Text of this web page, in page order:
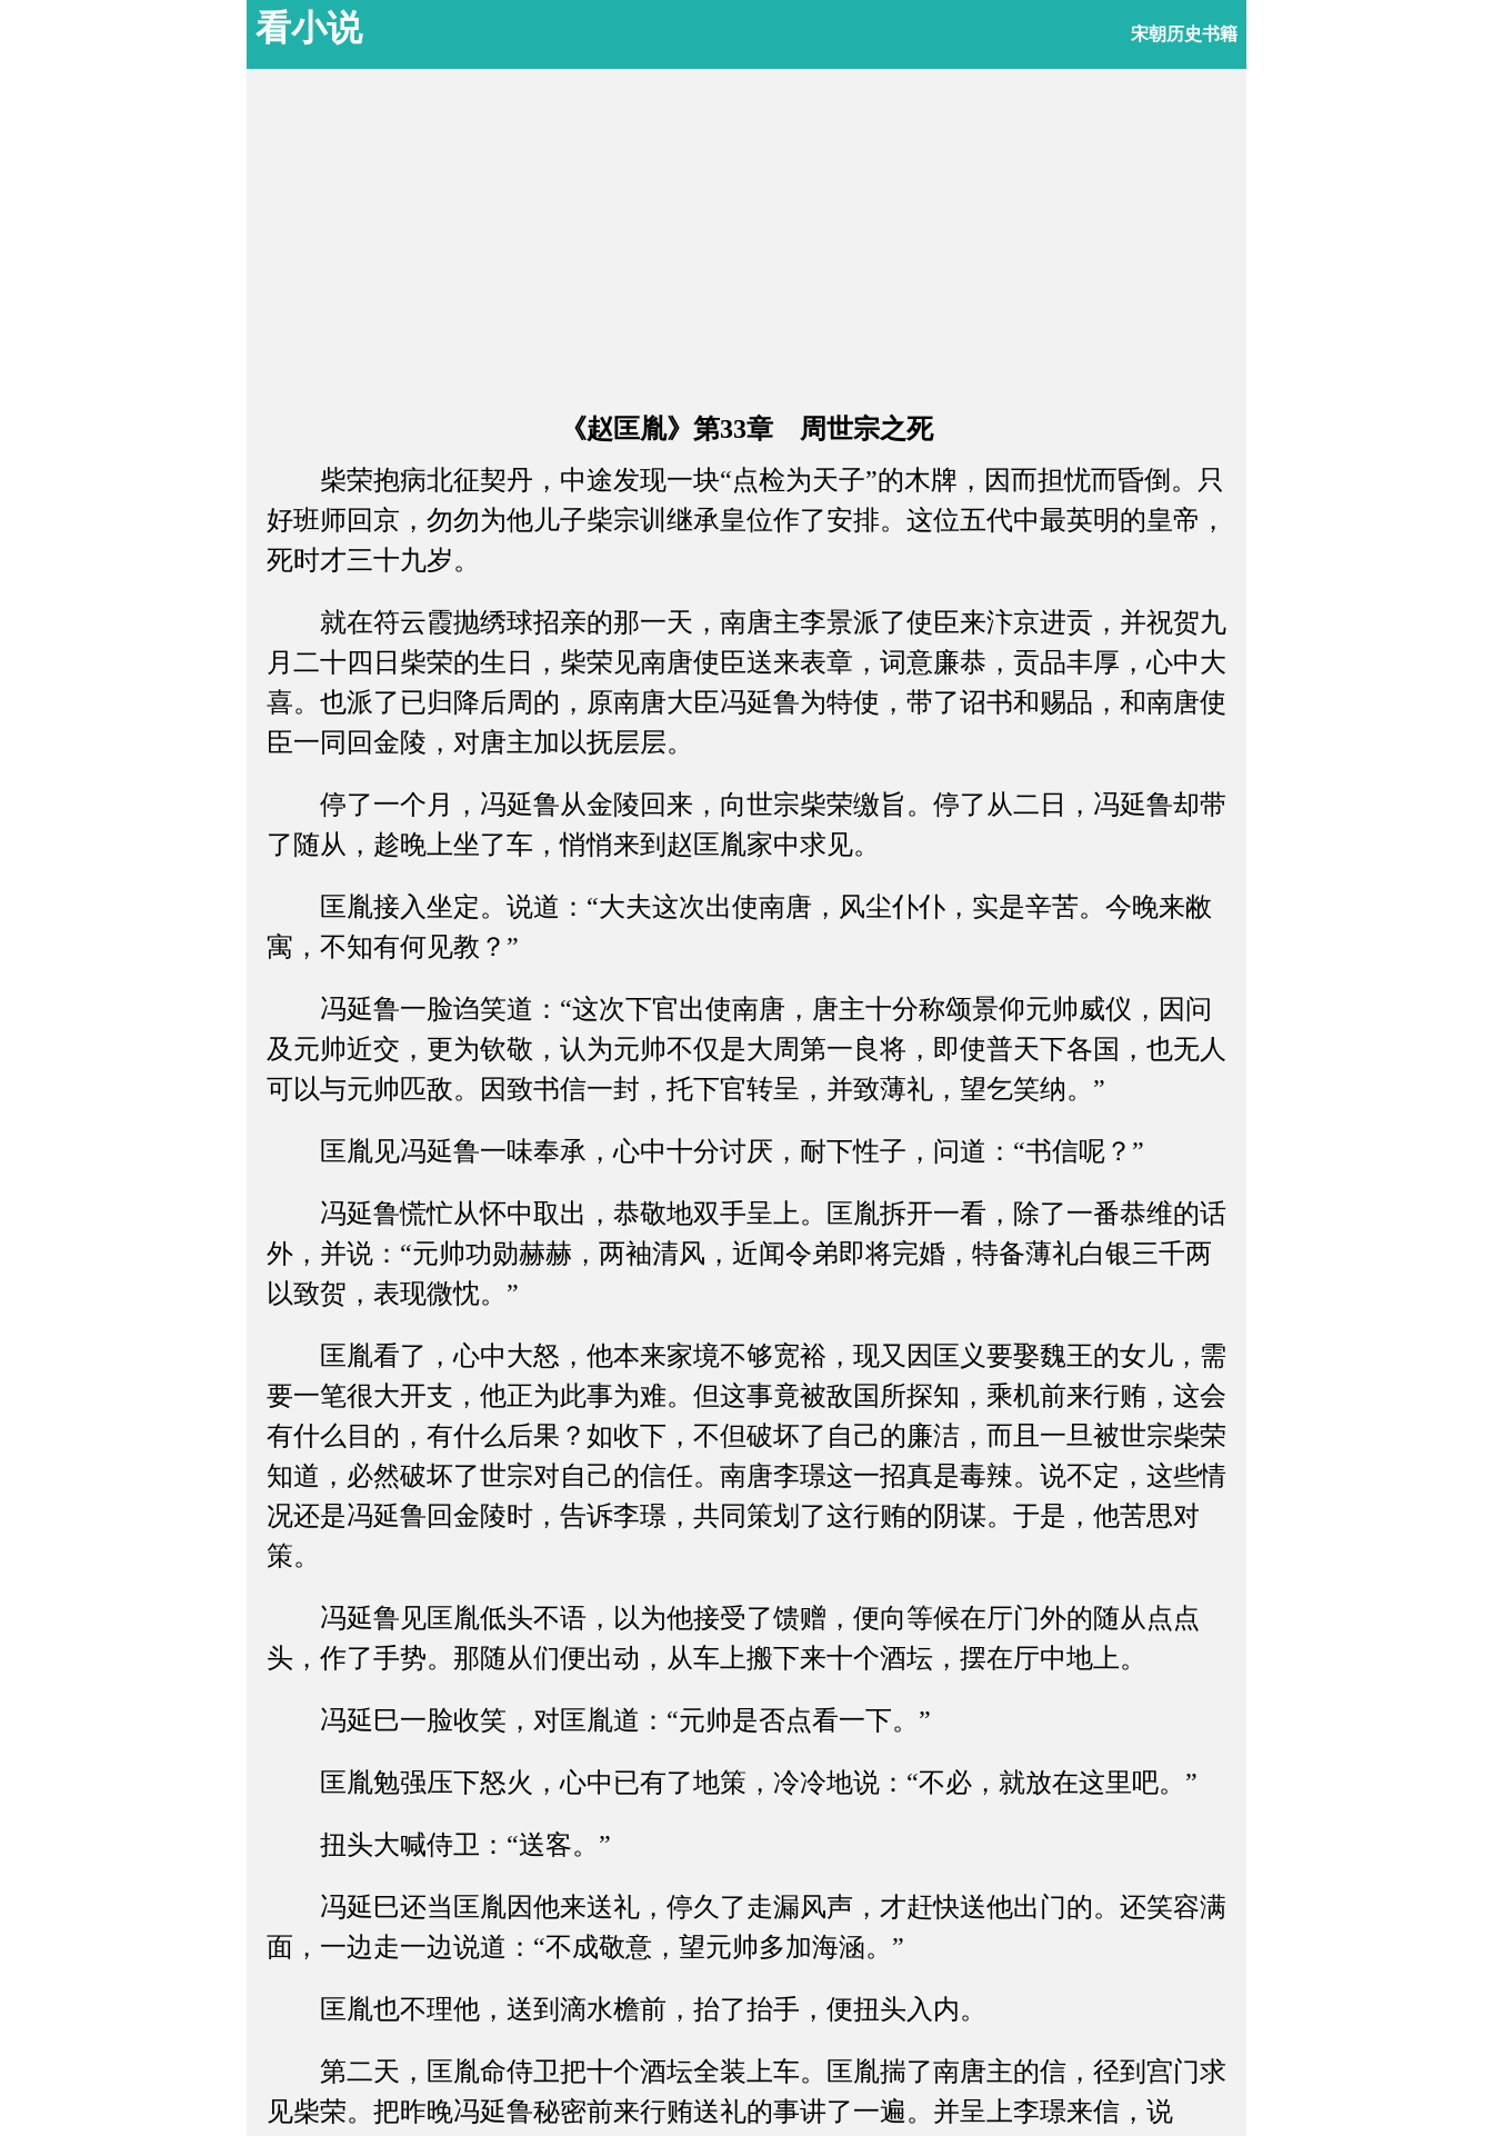
看小说 宋朝历史书籍
《赵匡胤》第33章 周世宗之死
柴荣抱病北征契丹，中途发现一块“点检为天子”的木牌，因而担忧而昏倒。只
好班师回京，勿勿为他儿子柴宗训继承皇位作了安排。这位五代中最英明的皇帝，
死时才三十九岁。
就在符云霞抛绣球招亲的那一天，南唐主李景派了使臣来汴京进贡，并祝贺九
月二十四日柴荣的生日，柴荣见南唐使臣送来表章，词意廉恭，贡品丰厚，心中大
喜。也派了已归降后周的，原南唐大臣冯延鲁为特使，带了诏书和赐品，和南唐使
臣一同回金陵，对唐主加以抚层层。
停了一个月，冯延鲁从金陵回来，向世宗柴荣缴旨。停了从二日，冯延鲁却带
了随从，趁晚上坐了车，悄悄来到赵匡胤家中求见。
匡胤接入坐定。说道：“大夫这次出使南唐，风尘仆仆，实是辛苦。今晚来敝
寓，不知有何见教？”
冯延鲁一脸诌笑道：“这次下官出使南唐，唐主十分称颂景仰元帅威仪，因问
及元帅近交，更为钦敬，认为元帅不仅是大周第一良将，即使普天下各国，也无人
可以与元帅匹敌。因致书信一封，托下官转呈，并致薄礼，望乞笑纳。”
匡胤见冯延鲁一味奉承，心中十分讨厌，耐下性子，问道：“书信呢？”
冯延鲁慌忙从怀中取出，恭敬地双手呈上。匡胤拆开一看，除了一番恭维的话
外，并说：“元帅功勋赫赫，两袖清风，近闻令弟即将完婚，特备薄礼白银三千两
以致贺，表现微忱。”
匡胤看了，心中大怒，他本来家境不够宽裕，现又因匡义要娶魏王的女儿，需
要一笔很大开支，他正为此事为难。但这事竟被敌国所探知，乘机前来行贿，这会
有什么目的，有什么后果？如收下，不但破坏了自己的廉洁，而且一旦被世宗柴荣
知道，必然破坏了世宗对自己的信任。南唐李璟这一招真是毒辣。说不定，这些情
况还是冯延鲁回金陵时，告诉李璟，共同策划了这行贿的阴谋。于是，他苦思对
策。
冯延鲁见匡胤低头不语，以为他接受了馈赠，便向等候在厅门外的随从点点
头，作了手势。那随从们便出动，从车上搬下来十个酒坛，摆在厅中地上。
冯延巳一脸收笑，对匡胤道：“元帅是否点看一下。”
匡胤勉强压下怒火，心中已有了地策，冷冷地说：“不必，就放在这里吧。”
扭头大喊侍卫：“送客。”
冯延巳还当匡胤因他来送礼，停久了走漏风声，才赶快送他出门的。还笑容满
面，一边走一边说道：“不成敬意，望元帅多加海涵。”
匡胤也不理他，送到滴水檐前，抬了抬手，便扭头入内。
第二天，匡胤命侍卫把十个酒坛全装上车。匡胤揣了南唐主的信，径到宫门求
见柴荣。把昨晚冯延鲁秘密前来行贿送礼的事讲了一遍。并呈上李璟来信，说